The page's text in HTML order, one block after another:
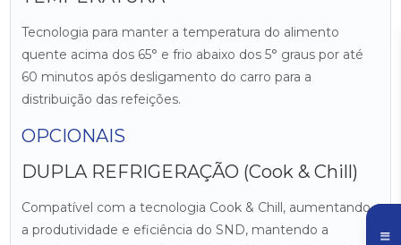
Tecnologia para manter a temperatura do alimento
quente acima dos 65° e frio abaixo dos 5° graus por até
60 minutos após desligamento do carro para a
distribuição das refeições.
OPCIONAIS
DUPLA REFRIGERAÇÃO (Cook & Chill)
Compatível com a tecnologia Cook & Chill, aumentando
a produtividade e eficiência do SND, mantendo a